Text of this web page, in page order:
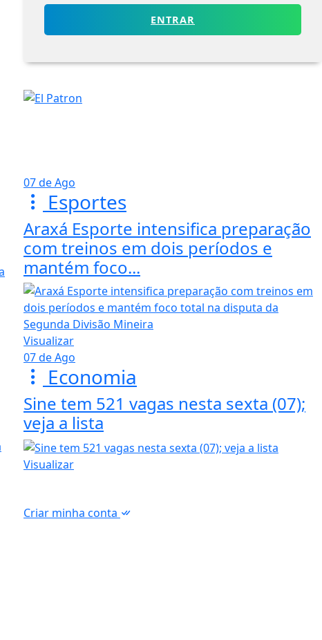
ENTRAR
07 de Ago
Esportes
Araxá Esporte intensifica preparação
com treinos em dois períodos e
mantém foco...
Visualizar
07 de Ago
Economia
Sine tem 521 vagas nesta sexta (07);
veja a lista
Visualizar
Criar minha conta